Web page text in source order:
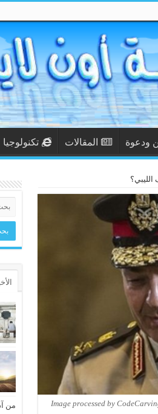
ودعوة المقالات تكنولوجيا
Image processed by من